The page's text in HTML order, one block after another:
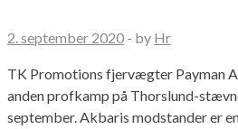
2. september 2020 - by Hr
TK Promotions fjervægter Payman
anden profkamp på Thorslund-
september. Akbaris modstander er